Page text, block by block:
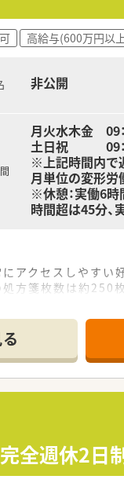
る大手企業であ
業務にとどまらず
ており、今後も新
働きたいという
め、子育てと仕
与や役職に反映
高給与(600万円以
非公開
月火水木金 09
土日祝 09：
※上記時間内で
月単位の変形労
※休憩：実働6時
時間超は45分、
アクセスしやすい
方箋枚数は約250枚
、安全な業務遂行
LINEでの服薬フ
上の健康フェアな
」を入社の理由に
30代も多く活躍す
約25枚と余裕を持
全週休2日